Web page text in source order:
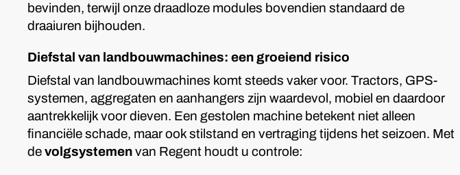
bevinden, terwijl onze draadloze modules bovendien standaard de
draaiuren bijhouden.
Diefstal van landbouwmachines: een groeiend risico
Diefstal van landbouwmachines komt steeds vaker voor. Tractors, GPS-
systemen, aggregaten en aanhangers zijn waardevol, mobiel en daardoor
aantrekkelijk voor dieven. Een gestolen machine betekent niet alleen
financiële schade, maar ook stilstand en vertraging tijdens het seizoen. Met
devolgsystemenvan Regent houdt u controle: